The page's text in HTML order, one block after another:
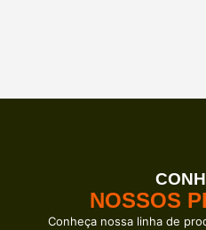
NOSSOS
Conheça nossa linha de